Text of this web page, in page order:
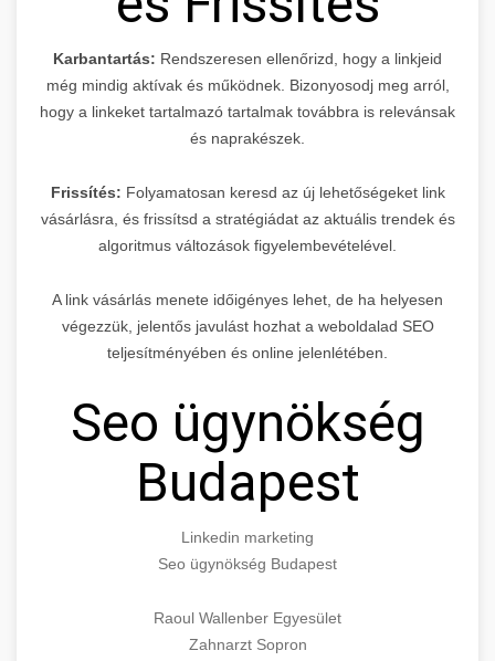
Karbantartás: Rendszeresen ellenőrizd, hogy a linkjeid
még mindig aktívak és működnek. Bizonyosodj meg arról,
hogy a linkeket tartalmazó tartalmak továbbra is relevánsak
és naprakészek.
Frissítés: Folyamatosan keresd az új lehetőségeket link
vásárlásra, és frissítsd a stratégiádat az aktuális trendek és
algoritmus változások figyelembevételével.
A link vásárlás menete időigényes lehet, de ha helyesen
végezzük, jelentős javulást hozhat a weboldalad SEO
teljesítményében és online jelenlétében.
Seo ügynökség
Budapest
Linkedin marketing
Seo ügynökség Budapest
Raoul Wallenber Egyesület
Zahnarzt Sopron